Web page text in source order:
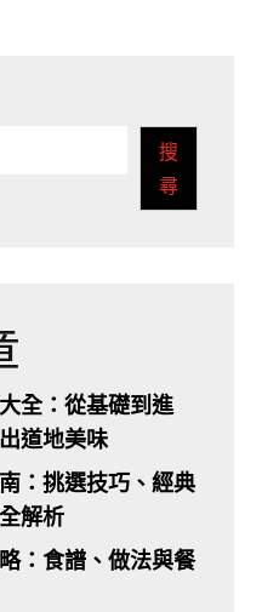
搜
尋
全：從基礎到進
道地美味
：挑選技巧、經典
解析
：食譜、做法與餐